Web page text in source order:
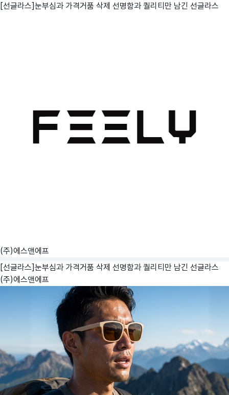
[선글라스]눈부심과 가격거품 삭제 선명함과 퀄리티만 남긴 선글라스
(주)에스앤에프
[선글라스]눈부심과 가격거품 삭제 선명함과 퀄리티만 남긴 선글라스
(주)에스앤에프